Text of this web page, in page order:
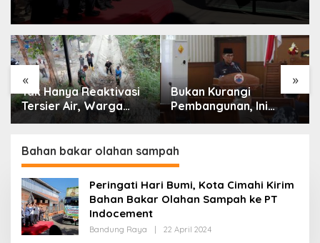
« »
Tak Hanya Reaktivasi
Tersier Air, Warga
Desa Ciburuy Inginkan
Padalarang
Bukan Kurangi
Pembangunan, Ini
Alasan Pemkot Cimahi
Belanja Daerah
Bahan bakar olahan sampah
Peringati Hari Bumi, Kota Cimahi Kirim
Bahan Bakar Olahan Sampah ke PT
Indocement
Bandung Raya 22 April 2024